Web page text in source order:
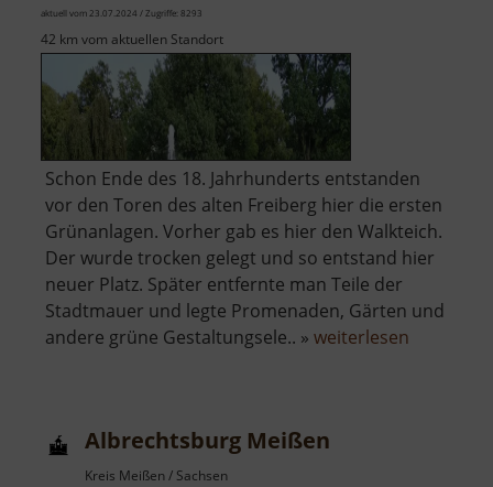
aktuell vom 23.07.2024 / Zugriffe: 8293
42 km vom aktuellen Standort
Schon Ende des 18. Jahrhunderts entstanden
vor den Toren des alten Freiberg hier die ersten
Grünanlagen. Vorher gab es hier den Walkteich.
Der wurde trocken gelegt und so entstand hier
neuer Platz. Später entfernte man Teile der
Stadtmauer und legte Promenaden, Gärten und
andere grüne Gestaltungsele.. » weiterlesen
Albrechtsburg Meißen
Kreis Meißen / Sachsen